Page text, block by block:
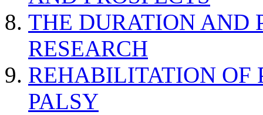
THE DURATION AND
RESEARCH
REHABILITATION OF
PALSY